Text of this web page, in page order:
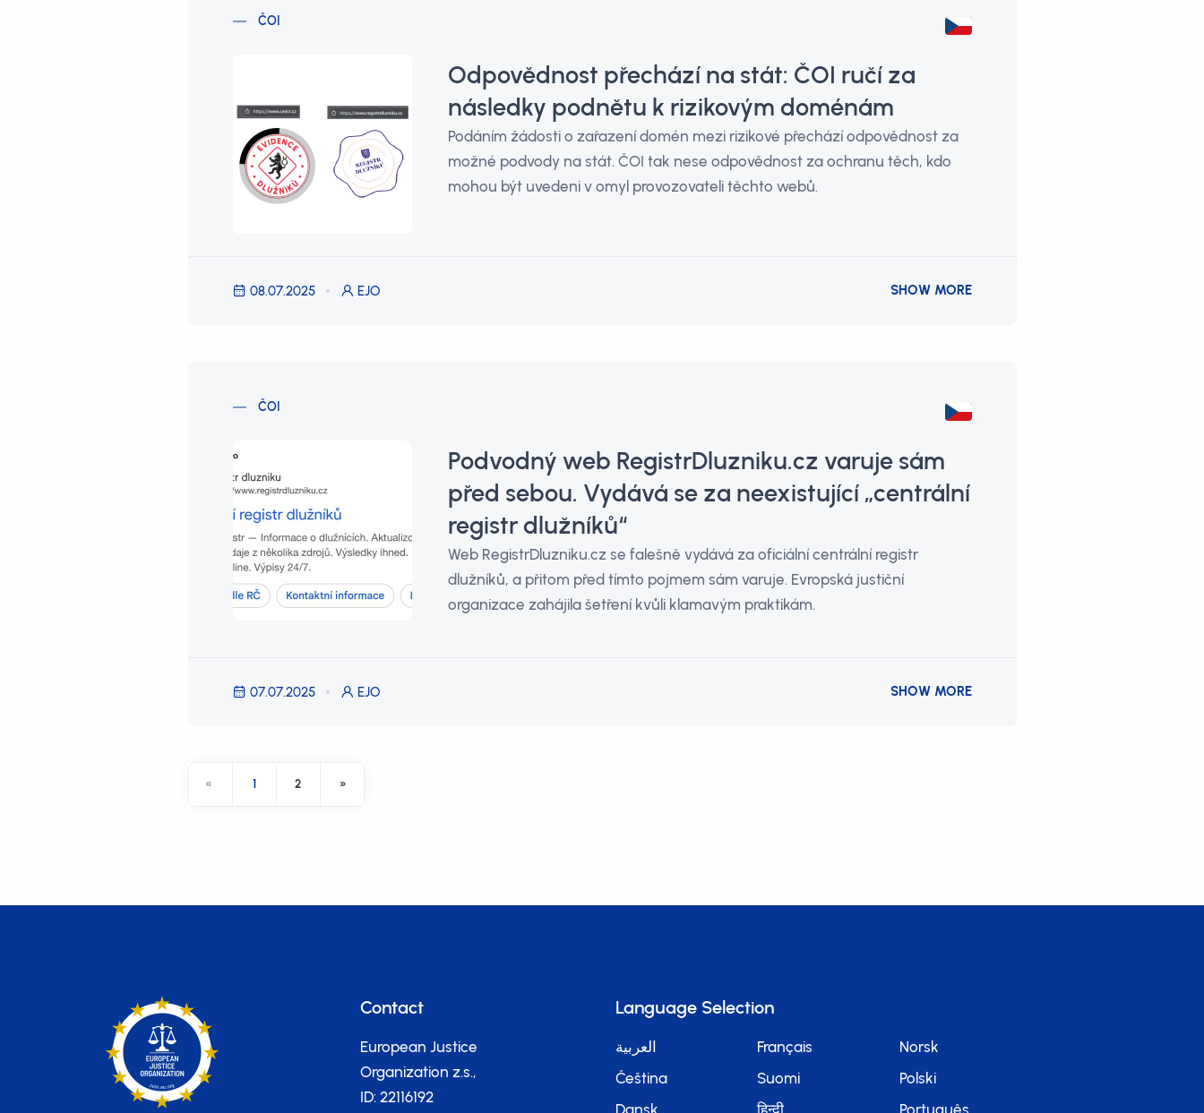
ČOI
Odpovědnost přechází na stát: ČOI ručí za
následky podnětu k rizikovým doménám
Podáním žádosti o zařazení domén mezi rizikové přechází odpovědnost za
možné podvody na stát. ČOI tak nese odpovědnost za ochranu těch, kdo
mohou být uvedeni v omyl provozovateli těchto webů.
08.07.2025 EJO SHOW MORE
ČOI
Podvodný web RegistrDluzniku.cz varuje sám
před sebou. Vydává se za neexistující „centrální
registr dlužníků“
Web RegistrDluzniku.cz se falešně vydává za oficiální centrální registr
dlužníků, a přitom před tímto pojmem sám varuje. Evropská justiční
organizace zahájila šetření kvůli klamavým praktikám.
07.07.2025 EJO SHOW MORE
« 1 2 »
Contact
European Justice
Organization z.s.,
ID: 22116192
Language Selection
العربية
Čeština
Dansk
Français
Suomi
हिन्दी
Norsk
Polski
Português